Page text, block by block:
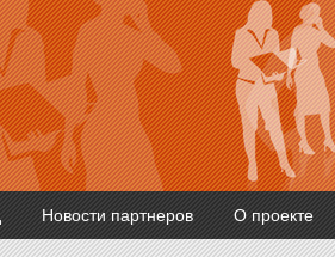
Новости партнеров О проекте